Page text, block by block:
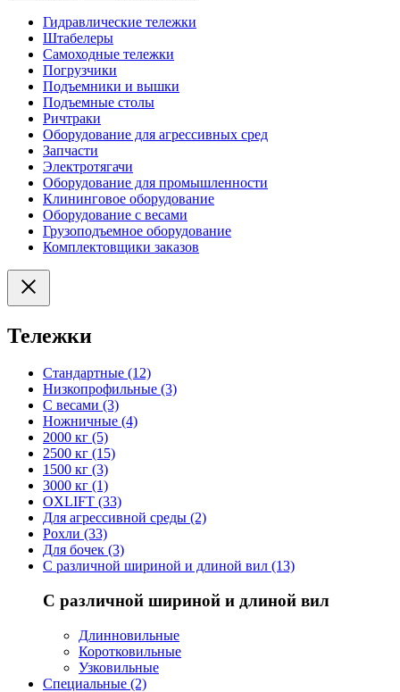
Гидравлические тележки
Штабелеры
Самоходные тележки
Погрузчики
Подъемники и вышки
Подъемные столы
Ричтраки
Оборудование для агрессивных сред
Запчасти
Электротягачи
Оборудование для промышленности
Клининговое оборудование
Оборудование с весами
Грузоподъемное оборудование
Комплектовщики заказов
Тележки
Стандартные (12)
Низкопрофильные (3)
С весами (3)
Ножничные (4)
2000 кг (5)
2500 кг (15)
1500 кг (3)
3000 кг (1)
OXLIFT (33)
Для агрессивной среды (2)
Рохли (33)
Для бочек (3)
С различной шириной и длиной вил (13)
С различной шириной и длиной вил
Длинновильные
Коротковильные
Узковильные
Cпециальные (2)